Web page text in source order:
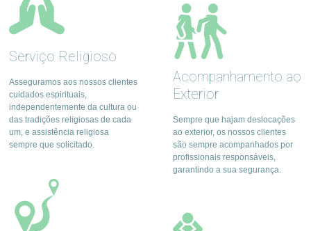
Serviço Religioso
Asseguramos aos nossos clientes
cuidados espirituais,
independentemente da cultura ou
das tradições religiosas de cada
um, e assistência religiosa
sempre que solicitado.
Acompanhamento ao
Exterior
Sempre que hajam deslocações
ao exterior, os nossos clientes
são sempre acompanhados por
profissionais responsáveis,
garantindo a sua segurança.